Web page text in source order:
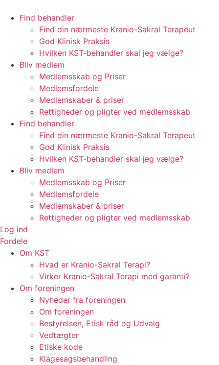
Find behandler
Find din nærmeste Kranio-Sakral Terapeut
God Klinisk Praksis
Hvilken KST-behandler skal jeg vælge?
Bliv medlem
Medlemsskab og Priser
Medlemsfordele
Medlemskaber & priser
Rettigheder og pligter ved medlemsskab
Find behandler
Find din nærmeste Kranio-Sakral Terapeut
God Klinisk Praksis
Hvilken KST-behandler skal jeg vælge?
Bliv medlem
Medlemsskab og Priser
Medlemsfordele
Medlemskaber & priser
Rettigheder og pligter ved medlemsskab
Log ind
Fordele
Om KST
Hvad er Kranio-Sakral Terapi?
Virker Kranio-Sakral Terapi med garanti?
Om foreningen
Nyheder fra foreningen
Om foreningen
Bestyrelsen, Etisk råd og Udvalg
Vedtægter
Etiske kode
Klagesagsbehandling